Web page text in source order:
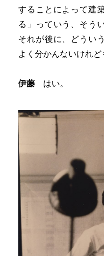
することによって建
る」っていう、そう
それが後に、どうい
よく分かんないけれど
伊藤 はい。